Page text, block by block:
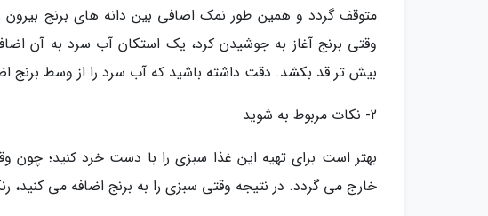
متوقف گردد و همین طور نمک اضافی بین دانه های برنج بیرون
وقتی برنج آغاز به جوشیدن کرد، یک استکان آب سرد به آن
بیش تر قد بکشد. دقت داشته باشید که آب سرد را از وسط برنج
2- نکات مربوط به شوید
بهتر است برای تهیه این غذا سبزی را با دست خرد کنید؛
خارج می گردد. در نتیجه وقتی سبزی را به برنج اضافه می